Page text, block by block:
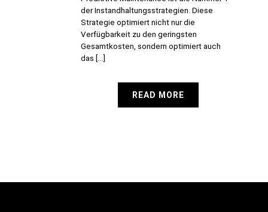
der Instandhaltungsstrategien. Diese
Strategie optimiert nicht nur die
Verfügbarkeit zu den geringsten
Gesamtkosten, sondern optimiert auch
das [...]
READ MORE